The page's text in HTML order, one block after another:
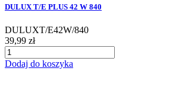
DULUX T/E PLUS 42 W 840
DULUXT/E42W/840
39,99 zł
Dodaj do koszyka